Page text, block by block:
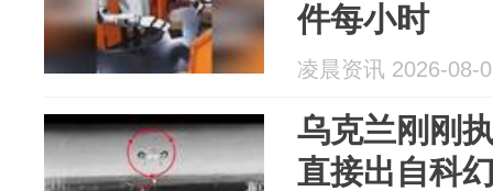
件每小时
凌晨资讯 2026-08-
乌克兰刚刚
直接出自科